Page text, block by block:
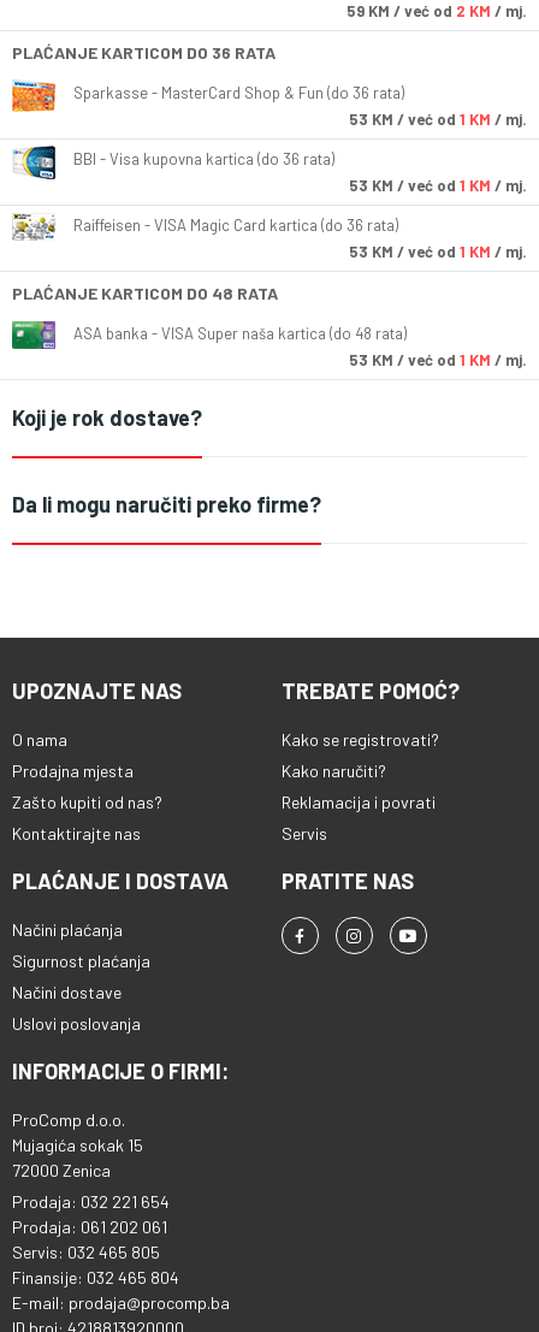
59 KM / već od 2 KM / mj.
PLAĆANJE KARTICOM DO 36 RATA
Sparkasse - MasterCard Shop & Fun (do 36 rata)
53 KM / već od 1 KM / mj.
BBI - Visa kupovna kartica (do 36 rata)
53 KM / već od 1 KM / mj.
Raiffeisen - VISA Magic Card kartica (do 36 rata)
53 KM / već od 1 KM / mj.
PLAĆANJE KARTICOM DO 48 RATA
ASA banka - VISA Super naša kartica (do 48 rata)
53 KM / već od 1 KM / mj.
Koji je rok dostave?
Da li mogu naručiti preko firme?
UPOZNAJTE NAS
O nama
Prodajna mjesta
Zašto kupiti od nas?
Kontaktirajte nas
TREBATE POMOĆ?
Kako se registrovati?
Kako naručiti?
Reklamacija i povrati
Servis
PLAĆANJE I DOSTAVA
Načini plaćanja
Sigurnost plaćanja
Načini dostave
Uslovi poslovanja
PRATITE NAS
INFORMACIJE O FIRMI:
ProComp d.o.o.
Mujagića sokak 15
72000 Zenica
Prodaja: 032 221 654
Prodaja: 061 202 061
Servis: 032 465 805
Finansije: 032 465 804
E-mail: prodaja@procomp.ba